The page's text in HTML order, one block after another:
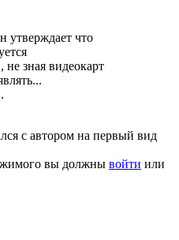
утверждает что
не зная видеокарт
с автором на первый вид
вы должны войти или